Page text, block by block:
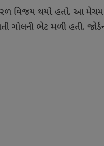
વિજય થયો હતો. આ
ગોલની ભેટ મળી હતી.